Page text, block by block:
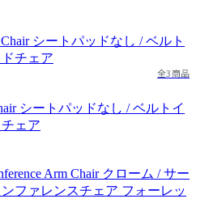
全3商品
シートパッドなし / ベルトイ
ェア